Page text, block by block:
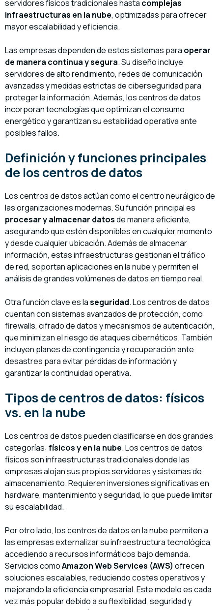
servidores físicos tradicionales hasta complejas
infraestructuras en la nube, optimizadas para ofrecer
mayor escalabilidad y eficiencia.
Las empresas dependen de estos sistemas para operar
de manera continua y segura. Su diseño incluye
servidores de alto rendimiento, redes de comunicación
avanzadas y medidas estrictas de ciberseguridad para
proteger la información. Además, los centros de datos
incorporan tecnologías que optimizan el consumo
energético y garantizan su estabilidad operativa ante
posibles fallos.
Definición y funciones principales
de los centros de datos
Los centros de datos actúan como el centro neurálgico de
las organizaciones modernas. Su función principal es
procesar y almacenar datosde manera eficiente,
asegurando que estén disponibles en cualquier momento
y desde cualquier ubicación. Además de almacenar
información, estas infraestructuras gestionan el tráfico
de red, soportan aplicaciones en la nube y permiten el
análisis de grandes volúmenes de datos en tiempo real.
Otra función clave es laseguridad. Los centros de datos
cuentan con sistemas avanzados de protección, como
firewalls, cifrado de datos y mecanismos de autenticación,
que minimizan el riesgo de ataques cibernéticos. También
incluyen planes de contingencia y recuperación ante
desastres para evitar pérdidas de información y
garantizar la continuidad operativa.
Tipos de centros de datos: físicos
vs. en la nube
Los centros de datos pueden clasificarse en dos grandes
categorías: físicos y en la nube. Los centros de datos
físicos son infraestructuras tradicionales donde las
empresas alojan sus propios servidores y sistemas de
almacenamiento. Requieren inversiones significativas en
hardware, mantenimiento y seguridad, lo que puede limitar
su escalabilidad.
Por otro lado, los centros de datos en la nube permiten a
las empresas externalizar su infraestructura tecnológica,
accediendo a recursos informáticos bajo demanda.
Servicios comoAmazon Web Services (AWS) ofrecen
soluciones escalables, reduciendo costes operativos y
mejorando la eficiencia empresarial. Este modelo es cada
vez más popular debido a su flexibilidad, seguridad y